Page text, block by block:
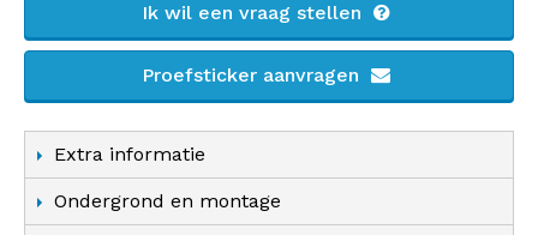
Ik wil een vraag stellen
Proefsticker aanvragen
Extra informatie
Ondergrond en montage